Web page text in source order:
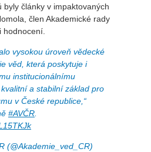
články v impaktovaných
člen Akademické rady
hodnocení.
vysokou úroveň vědecké
věd, která poskytuje i
institucionálnímu
a stabilní základ pro
v České republice,“
#AVČR
(@Akademie_ved_CR)